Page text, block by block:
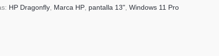
HP Dragonfly, Marca HP, pantalla 13",Windows 11 Pro